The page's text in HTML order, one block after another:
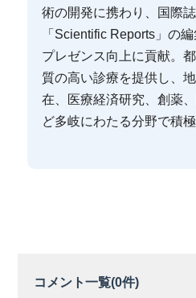
術の開発に携わり、国際
「Scientific Reports」の
プレゼンス向上に貢献。
質の高い診療を提供し、
在、医療経済研究、創薬
ど多岐にわたる分野で積
コメント一覧(0件)